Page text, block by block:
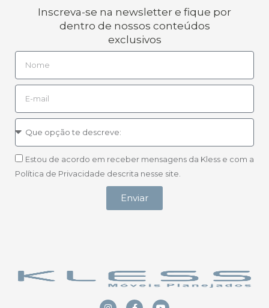
Inscreva-se na newsletter e fique por
dentro de nossos conteúdos
exclusivos
Estou de acordo em receber mensagens da Kless e com a
Política de Privacidade descrita nesse site.
Enviar